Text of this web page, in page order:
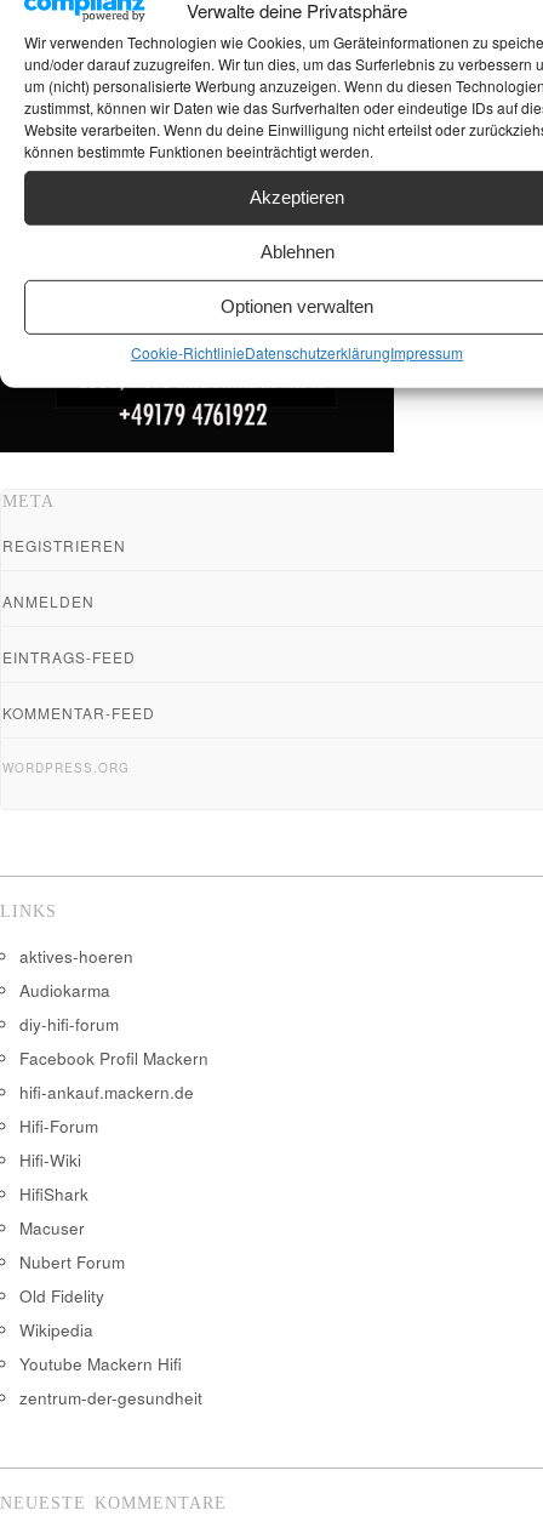
Verwalte deine Privatsphäre
Wir verwenden Technologien wie Cookies, um Geräteinformationen zu
und/oder darauf zuzugreifen. Wir tun dies, um das Surferlebnis zu verbessern
um (nicht) personalisierte Werbung anzuzeigen. Wenn du diesen
zustimmst, können wir Daten wie das Surfverhalten oder eindeutige IDs auf
Website verarbeiten. Wenn du deine Einwilligung nicht erteilst oder
können bestimmte Funktionen beeinträchtigt werden.
Akzeptieren
Ablehnen
Optionen verwalten
Cookie-RichtlinieDatenschutzerklärungImpressum
ANKAUF HIFI & HIGH GERÄTE: +491794761922
META
REGISTRIEREN
ANMELDEN
EINTRAGS-FEED
KOMMENTAR-FEED
WORDPRESS.ORG
LINKS
aktives-hoeren
Audiokarma
diy-hifi-forum
Facebook Profil Mackern
hifi-ankauf.mackern.de
Hifi-Forum
Hifi-Wiki
HifiShark
Macuser
Nubert Forum
Old Fidelity
Wikipedia
Youtube Mackern Hifi
zentrum-der-gesundheit
NEUESTE KOMMENTARE